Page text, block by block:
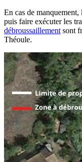
En cas de
puis faire exécuter les
débroussaillement sont
Théoule.